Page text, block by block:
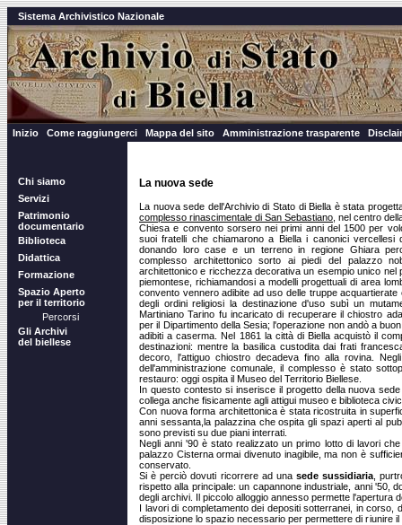
Sistema Archivistico Nazionale
Inizio Come raggiungerci Mappa del sito Amministrazione trasparente
Chi siamo
Servizi
Patrimonio
documentario
Biblioteca
Didattica
Formazione
Spazio Aperto
per il territorio
Percorsi
Gli Archivi
del biellese
La nuova sede
La nuova sede dell'Archivio di Stato di Biella è stata
complesso rinascimentale di San Sebastiano , nel centro
Chiesa e convento sorsero nei primi anni del 1500 per
suoi fratelli che chiamarono a Biella i canonici vercellesi
donando loro case e un terreno in regione Ghiara
complesso architettonico sorto ai piedi del palazzo
architettonico e ricchezza decorativa un esempio unico nel
piemontese, richiamandosi a modelli progettuali di area
convento vennero adibite ad uso delle truppe
degli ordini religiosi la destinazione d'uso subì un
Martiniano Tarino fu incaricato di recuperare il chiostro
per il Dipartimento della Sesia; l'operazione non andò a
adibiti a caserma. Nel 1861 la città di Biella acquistò il
destinazioni: mentre la basilica custodita dai frati
decoro, l'attiguo chiostro decadeva fino alla rovina.
dell'amministrazione comunale, il complesso è stato
restauro: oggi ospita il Museo del Territorio Biellese.
In questo contesto si inserisce il progetto della nuova
collega anche fisicamente agli attigui museo e biblioteca
Con nuova forma architettonica è stata ricostruita in
anni sessanta,la palazzina che ospita gli spazi aperti al
sono previsti su due piani interrati.
Negli anni '90 è stato realizzato un primo lotto di lavori
palazzo Cisterna ormai divenuto inagibile, ma non è
conservato.
Si è perciò dovuti ricorrere ad unasede sussidiaria ,
rispetto alla principale: un capannone industriale, anni '50,
degli archivi. Il piccolo alloggio annesso permette l'apertura
I lavori di completamento dei depositi sotterranei, in corso,
disposizione lo spazio necessario per permettere di riunire il